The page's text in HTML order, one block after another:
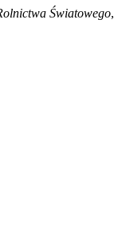
Światowego,